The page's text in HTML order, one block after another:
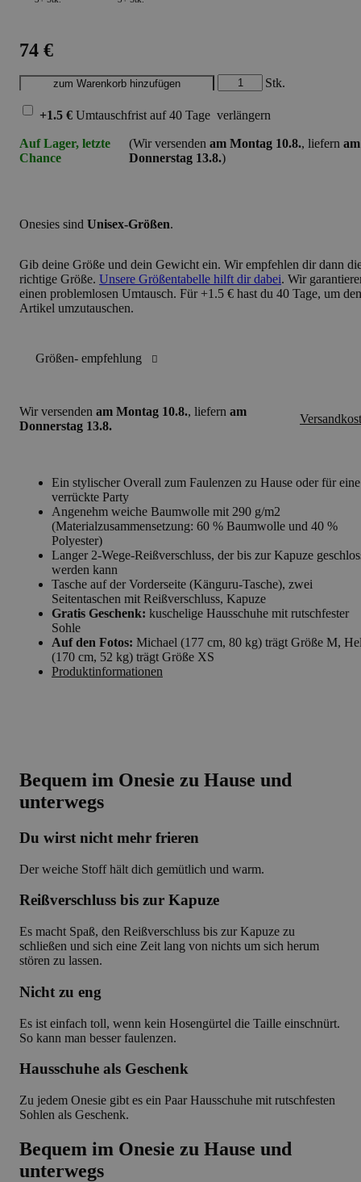
74 €
Stk.
+1.5 € Umtauschfrist auf 40 Tage verlängern
Auf Lager, letzte
Chance
(Wir versendenam Montag 10.8., liefernam
Donnerstag 13.8.)
Onesies sind Unisex-Größen.
Gib deine Größe und dein Gewicht ein. Wir empfehlen dir dann
richtige Größe. Unsere Größentabelle hilft dir dabei. Wir
einen problemlosen Umtausch. Für +1.5 € hast du 40 Tage, um den
Artikel umzutauschen.
Größen- empfehlung
Wir versenden am Montag 10.8., liefern am
Donnerstag 13.8.
Ein stylischer Overall zum Faulenzen zu Hause oder für eine
verrückte Party
Angenehm weiche Baumwolle mit 290 g/m2
(Materialzusammensetzung: 60 % Baumwolle und 40 %
Polyester)
Langer 2-Wege-Reißverschluss, der bis zur Kapuze
werden kann
Tasche auf der Vorderseite (Känguru-Tasche), zwei
Seitentaschen mit Reißverschluss, Kapuze
Gratis Geschenk: kuschelige Hausschuhe mit rutschfester
Sohle
Auf den Fotos: Michael (177 cm, 80 kg) trägt Größe M,
(170 cm, 52 kg) trägt Größe XS
Produktinformationen
Bequem im Onesie zu Hause und
unterwegs
Du wirst nicht mehr frieren
Der weiche Stoff hält dich gemütlich und warm.
Reißverschluss bis zur Kapuze
Es macht Spaß, den Reißverschluss bis zur Kapuze zu
schließen und sich eine Zeit lang von nichts um sich herum
stören zu lassen.
Nicht zu eng
Es ist einfach toll, wenn kein Hosengürtel die Taille einschnürt.
So kann man besser faulenzen.
Hausschuhe als Geschenk
Zu jedem Onesie gibt es ein Paar Hausschuhe mit rutschfesten
Sohlen als Geschenk.
Bequem im Onesie zu Hause und
unterwegs